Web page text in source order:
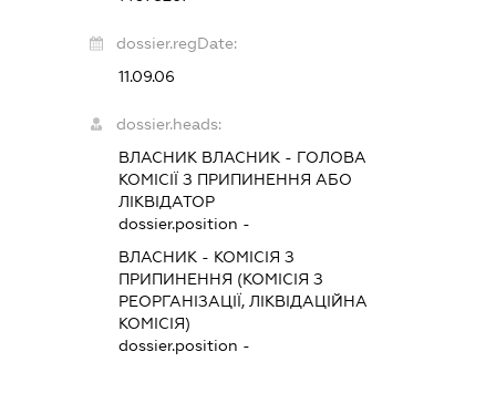
dossier.regDate:
11.09.06
dossier.heads:
ВЛАСНИК ВЛАСНИК - ГОЛОВА
КОМІСІЇ З ПРИПИНЕННЯ АБО
ЛІКВІДАТОР
dossier.position -
ВЛАСНИК - КОМІСІЯ З
ПРИПИНЕННЯ (КОМІСІЯ З
РЕОРГАНІЗАЦІЇ, ЛІКВІДАЦІЙНА
КОМІСІЯ)
dossier.position -